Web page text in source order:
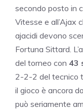
secondo posto in
Vitesse e all’Ajax
ajacidi devono
Fortuna Sittard.
del torneo con 43
2-2-2 del tecnico
il gioco è ancora
può seriamente